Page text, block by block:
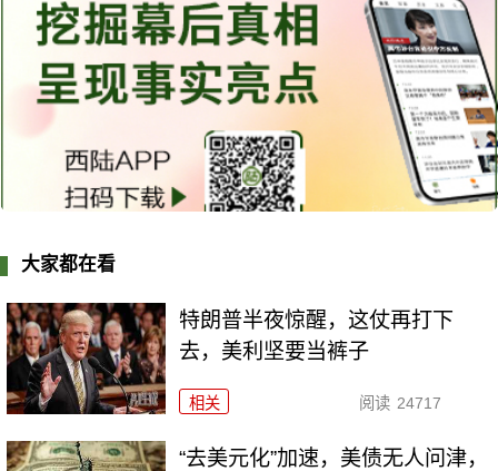
大家都在看
特朗普半夜惊醒，这仗再打下
去，美利坚要当裤子
相关 阅读 24717
“去美元化”加速，美债无人问津，